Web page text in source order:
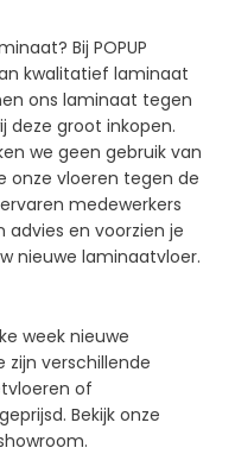
Bij POPUP
kwalitatief laminaat
ons laminaat tegen
deze groot inkopen.
we geen gebruik van
onze vloeren tegen de
medewerkers
advies en voorzien je
nieuwe laminaatvloer.
week nieuwe
zijn verschillende
of
Bekijk onze